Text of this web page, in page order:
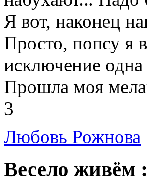
Я вот, наконец
Просто, попсу я
исключение
Прошла моя
3
Любовь Рожнова
Весело живём